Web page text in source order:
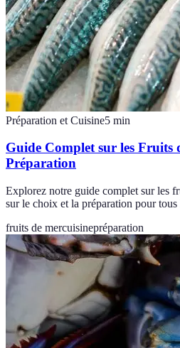
Préparation et Cuisine5 min
Guide Complet sur les Fruits
Préparation
Explorez notre guide complet sur les
sur le choix et la préparation pour
fruits de mercuisinepréparation